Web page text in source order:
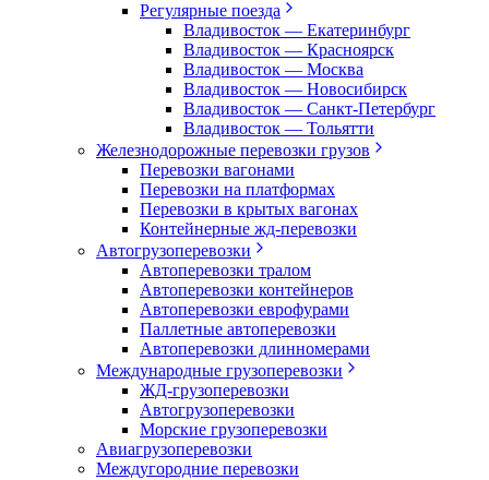
Регулярные поезда
Владивосток — Екатеринбург
Владивосток — Красноярск
Владивосток — Москва
Владивосток — Новосибирск
Владивосток — Санкт-Петербург
Владивосток — Тольятти
Железнодорожные перевозки грузов
Перевозки вагонами
Перевозки на платформах
Перевозки в крытых вагонах
Контейнерные жд-перевозки
Автогрузоперевозки
Автоперевозки тралом
Автоперевозки контейнеров
Автоперевозки еврофурами
Паллетные автоперевозки
Автоперевозки длинномерами
Международные грузоперевозки
ЖД-грузоперевозки
Автогрузоперевозки
Морские грузоперевозки
Авиагрузоперевозки
Междугородние перевозки